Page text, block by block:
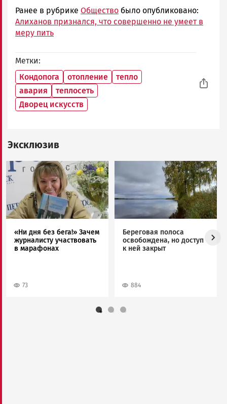
Ранее в рубрике Общество было опубликовано:
Алиханов признался, что совершенно не умеет в
меру пить
Метки
Кондопога
отопление
тепло
авария
теплосеть
Дворец искусств
Эксклюзив
Image
«Ни дня без бега!» Зачем
журналисту участвовать
в марафонах
73
Береговая полоса
освобождена, но доступ
к ней закрыт
884